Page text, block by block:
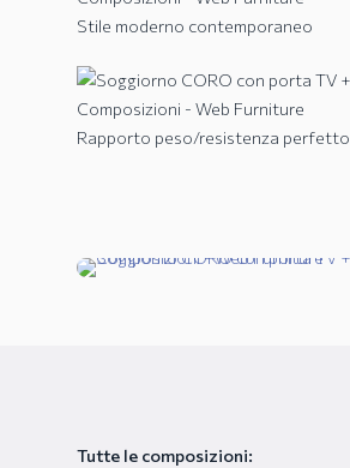
Stile moderno contemporaneo
Rapporto peso/resistenza perfetto
Tutte le composizioni: